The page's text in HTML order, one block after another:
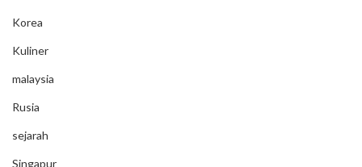
Korea
Kuliner
malaysia
Rusia
sejarah
Singapur